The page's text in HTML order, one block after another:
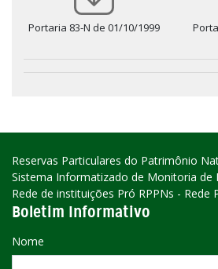
Portaria 83-N de 01/10/1999
Reservas Particulares do Patrimônio
Sistema Informatizado de Monitoria de
Rede de instituições Pró RPPNs - Rede
Boletim Informativo
Nome